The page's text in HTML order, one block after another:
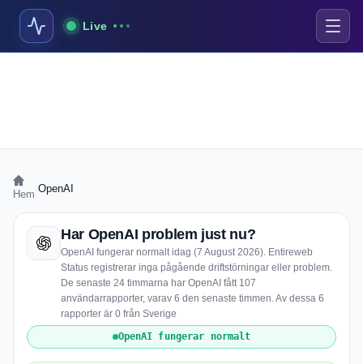
Live
Hem OpenAI
Har OpenAI problem just nu?
OpenAI fungerar normalt idag (7 August 2026). Entireweb
Status registrerar inga pågående driftstörningar eller problem.
De senaste 24 timmarna har OpenAI fått 107
användarrapporter, varav 6 den senaste timmen. Av dessa 6
rapporter är 0 från Sverige
OpenAI fungerar normalt